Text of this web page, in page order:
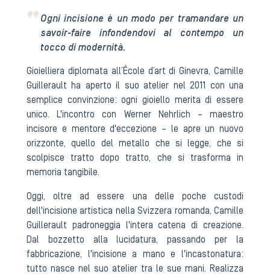
Ogni incisione è un modo per tramandare un
savoir-faire infondendovi al contempo un
tocco di modernità.
Gioielliera diplomata all’École d’art di Ginevra, Camille
Guillerault ha aperto il suo atelier nel 2011 con una
semplice convinzione: ogni gioiello merita di essere
unico. L'incontro con Werner Nehrlich – maestro
incisore e mentore d'eccezione – le apre un nuovo
orizzonte, quello del metallo che si legge, che si
scolpisce tratto dopo tratto, che si trasforma in
memoria tangibile.
Oggi, oltre ad essere una delle poche custodi
dell'incisione artistica nella Svizzera romanda, Camille
Guillerault padroneggia l'intera catena di creazione.
Dal bozzetto alla lucidatura, passando per la
fabbricazione, l'incisione a mano e l'incastonatura:
tutto nasce nel suo atelier tra le sue mani. Realizza